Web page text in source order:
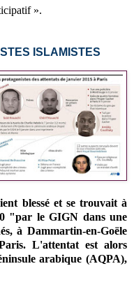
».
ISLAMISTES
blessé et se trouvait à
"par le GIGN dans une
à Dammartin-en-Goële
L'attentat est alors
arabique (AQPA),